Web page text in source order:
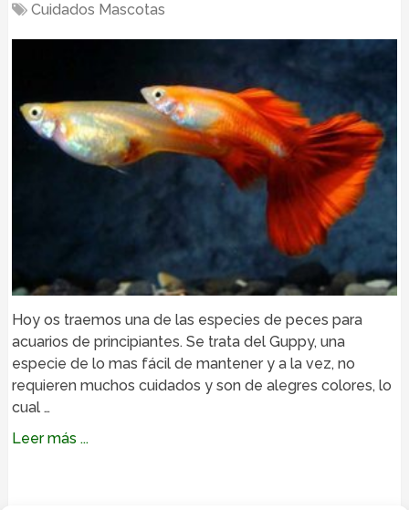
Cuidados Mascotas
Hoy os traemos una de las especies de peces para
acuarios de principiantes. Se trata del Guppy, una
especie de lo mas fácil de mantener y a la vez, no
requieren muchos cuidados y son de alegres colores, lo
cual …
Leer más ...